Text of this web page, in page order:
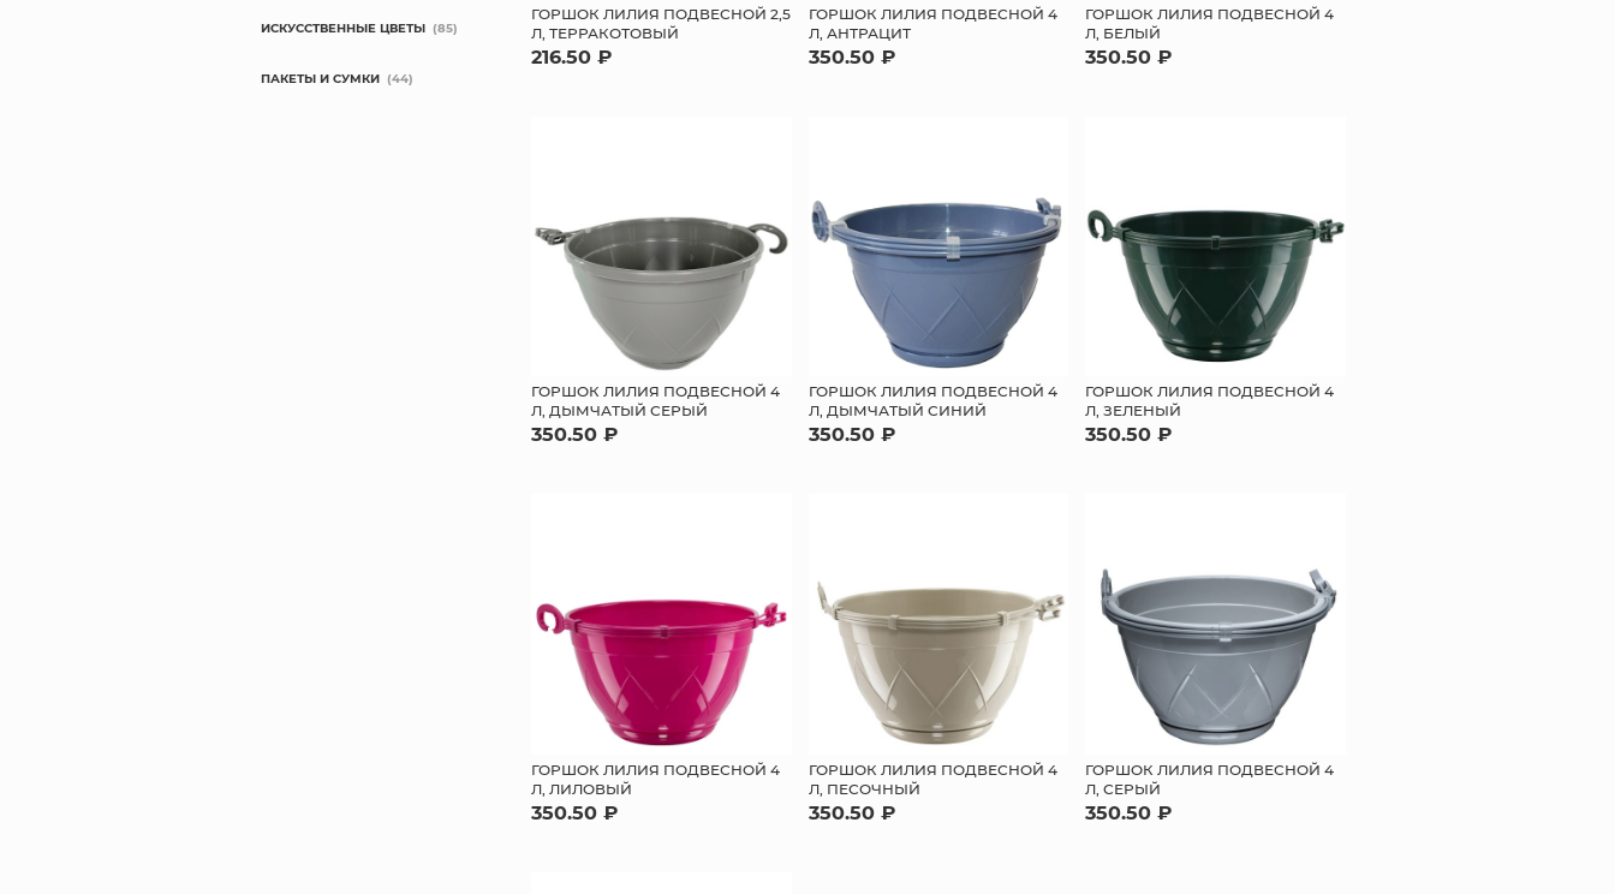
ГОРШОК ЛИЛИЯ ПОДВЕСНОЙ 2,5
Л, ТЕРРАКОТОВЫЙ
216.50 ₽
ГОРШОК ЛИЛИЯ ПОДВЕСНОЙ 4
Л, АНТРАЦИТ
350.50 ₽
ГОРШОК ЛИЛИЯ ПОДВЕСНОЙ 4
Л, БЕЛЫЙ
350.50 ₽
ГОРШОК ЛИЛИЯ ПОДВЕСНОЙ 4
Л, ДЫМЧАТЫЙ СЕРЫЙ
350.50 ₽
ГОРШОК ЛИЛИЯ ПОДВЕСНОЙ 4
Л, ДЫМЧАТЫЙ СИНИЙ
350.50 ₽
ГОРШОК ЛИЛИЯ ПОДВЕСНОЙ 4
Л, ЗЕЛЕНЫЙ
350.50 ₽
ГОРШОК ЛИЛИЯ ПОДВЕСНОЙ 4
Л, ЛИЛОВЫЙ
350.50 ₽
ГОРШОК ЛИЛИЯ ПОДВЕСНОЙ 4
Л, ПЕСОЧНЫЙ
350.50 ₽
ГОРШОК ЛИЛИЯ ПОДВЕСНОЙ 4
Л, СЕРЫЙ
350.50 ₽
ИСКУССТВЕННЫЕ ЦВЕТЫ (85)
ПАКЕТЫ И СУМКИ (44)